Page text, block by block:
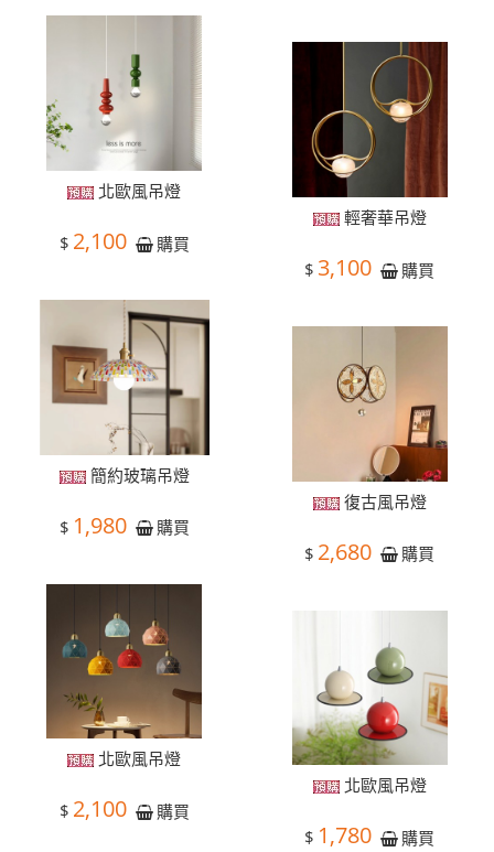
北歐風吊燈
$ 2,100 購買
輕奢華吊燈
$ 3,100 購買
簡約玻璃吊燈
$ 1,980 購買
復古風吊燈
$ 2,680 購買
北歐風吊燈
$ 2,100 購買
北歐風吊燈
$ 1,780 購買